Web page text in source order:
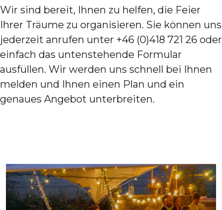
Wir sind bereit, Ihnen zu helfen, die Feier
Ihrer Träume zu organisieren. Sie können uns
jederzeit anrufen unter +46 (0)418 721 26 oder
einfach das untenstehende Formular
ausfüllen. Wir werden uns schnell bei Ihnen
melden und Ihnen einen Plan und ein
genaues Angebot unterbreiten.